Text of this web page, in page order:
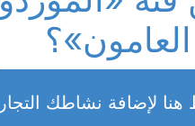
العامون»؟
لإضافة نشاطك